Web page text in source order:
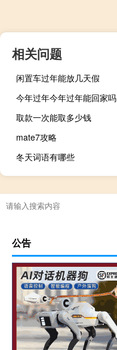
相关问题
闲置车过年能放几天假
今年过年今年过年能回家吗
取款一次能取多少钱
mate7攻略
冬天词语有哪些
公告